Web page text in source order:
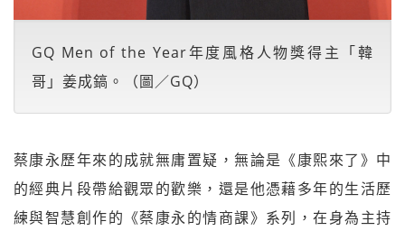
GQ Men of the Year年度風格人物獎得主「韓
哥」姜成鎬。（圖／GQ）
蔡康永歷年來的成就無庸置疑，無論是《康熙來了》中
的經典片段帶給觀眾的歡樂，還是他憑藉多年的生活歷
練與智慧創作的《蔡康永的情商課》系列，在身為主持